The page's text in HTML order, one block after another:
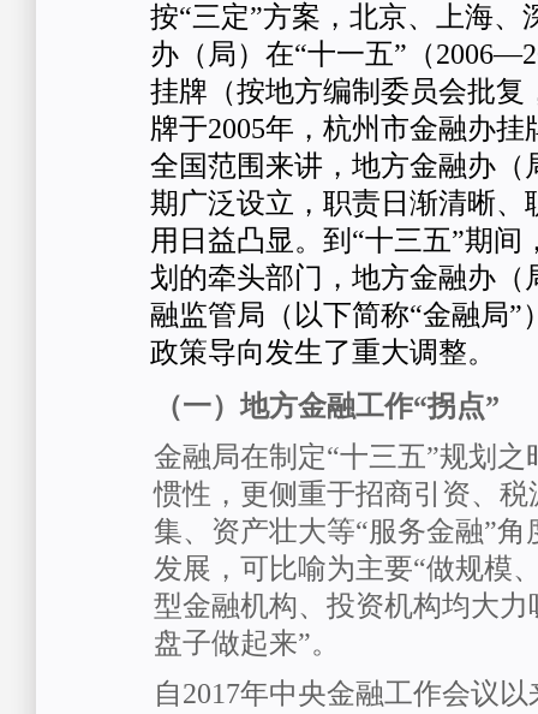
按“三定”方案，北京、上海、
办（局）在“十一五”（
挂牌（按地方编制委员会批复
牌于2005年，杭州市金融办挂
全国范围来讲，地方金融办（
期广泛设立，职责日渐清晰、
用日益凸显。到“十三五”期间
划的牵头部门，地方金融办（
融监管局（以下简称“金融局”
政策导向发生了重大调整。
（一）地方金融工作“拐点”
金融局在制定“十三五”规划
惯性，更侧重于招商引资、
集、资产壮大等“服务金融”
发展，可比喻为主要“做规模
型金融机构、投资机构均大力
盘子做起来”。
自2017年中央金融工作会议